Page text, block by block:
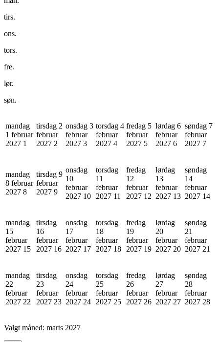
tirs.
ons.
tors.
fre.
lør.
søn.
mandag
1 februar
2027 1
tirsdag 2
februar
2027 2
onsdag 3
februar
2027 3
torsdag 4
februar
2027 4
fredag 5
februar
2027 5
lørdag 6
februar
2027 6
søndag 7
februar
2027 7
mandag
8 februar
2027 8
tirsdag 9
februar
2027 9
onsdag
10
februar
2027 10
torsdag
11
februar
2027 11
fredag
12
februar
2027 12
lørdag
13
februar
2027 13
søndag
14
februar
2027 14
mandag
15
februar
2027 15
tirsdag
16
februar
2027 16
onsdag
17
februar
2027 17
torsdag
18
februar
2027 18
fredag
19
februar
2027 19
lørdag
20
februar
2027 20
søndag
21
februar
2027 21
mandag
22
februar
2027 22
tirsdag
23
februar
2027 23
onsdag
24
februar
2027 24
torsdag
25
februar
2027 25
fredag
26
februar
2027 26
lørdag
27
februar
2027 27
søndag
28
februar
2027 28
Valgt måned: marts 2027